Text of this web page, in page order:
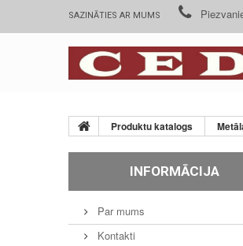
SAZINĀTIES AR MUMS
Produktu katalogs
INFORMĀCIJA
Par mums
Kontakti